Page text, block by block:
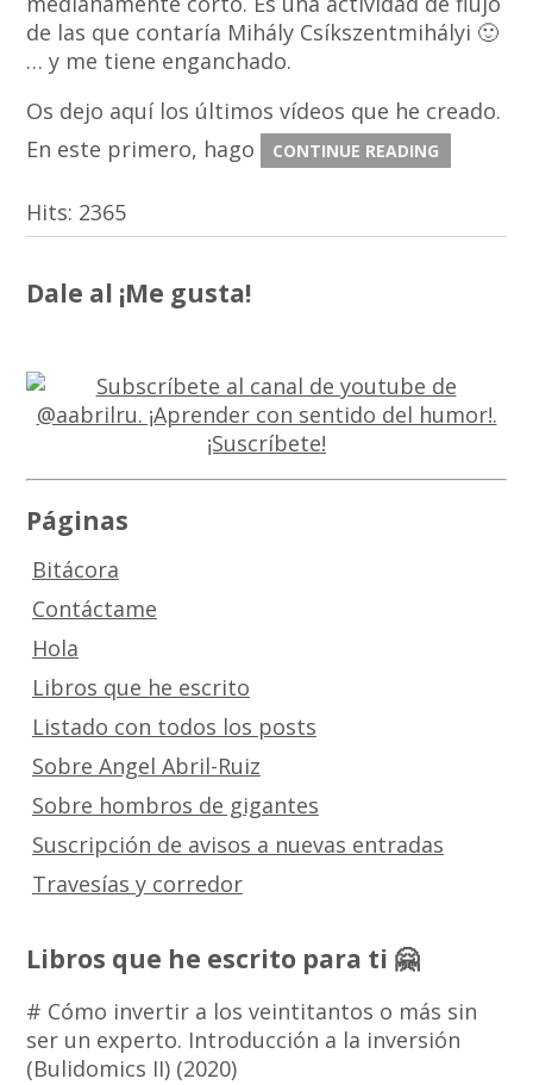
de las que contaría Mihály Csíkszentmihályi 🙂
… y me tiene enganchado.
Os dejo aquí los últimos vídeos que he creado.
En este primero, hago
CONTINUE READING
Hits: 2365
Dale al ¡Me gusta!
Páginas
Bitácora
Contáctame
Hola
Libros que he escrito
Listado con todos los posts
Sobre Angel Abril-Ruiz
Sobre hombros de gigantes
Suscripción de avisos a nuevas entradas
Travesías y corredor
Libros que he escrito para ti 🤗
# Cómo invertir a los veintitantos o más sin
ser un experto. Introducción a la inversión
(Bulidomics II) (2020)